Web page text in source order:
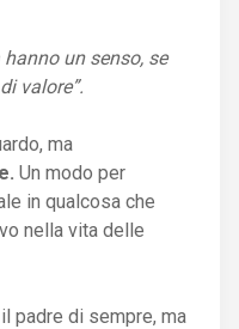
un senso, se
valore”.
ma
Un modo per
in qualcosa che
nella vita delle
padre di sempre, ma